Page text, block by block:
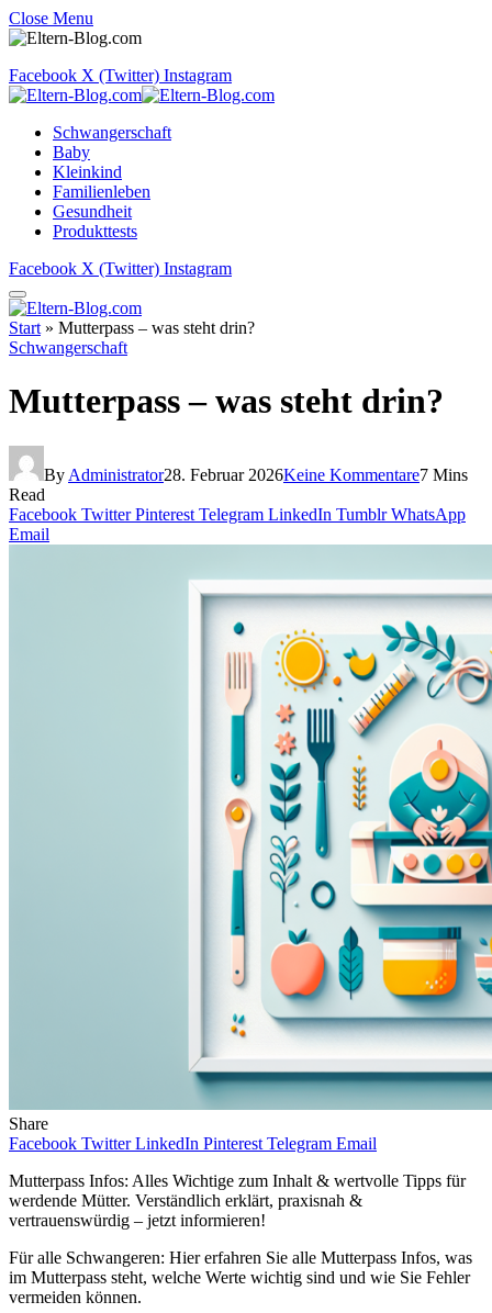
Close Menu
Facebook X (Twitter) Instagram
Schwangerschaft
Baby
Kleinkind
Familienleben
Gesundheit
Produkttests
Facebook X (Twitter) Instagram
Start » Mutterpass – was steht drin?
Schwangerschaft
Mutterpass – was steht drin?
By Administrator28. Februar 2026Keine Kommentare7 Mins
Read
Facebook Twitter Pinterest Telegram LinkedIn Tumblr WhatsApp
Email
Share
Facebook Twitter LinkedIn Pinterest Telegram Email
Mutterpass Infos: Alles Wichtige zum Inhalt & wertvolle Tipps für
werdende Mütter. Verständlich erklärt, praxisnah &
vertrauenswürdig – jetzt informieren!
Für alle Schwangeren: Hier erfahren Sie alle Mutterpass Infos, was
im Mutterpass steht, welche Werte wichtig sind und wie Sie Fehler
vermeiden können.